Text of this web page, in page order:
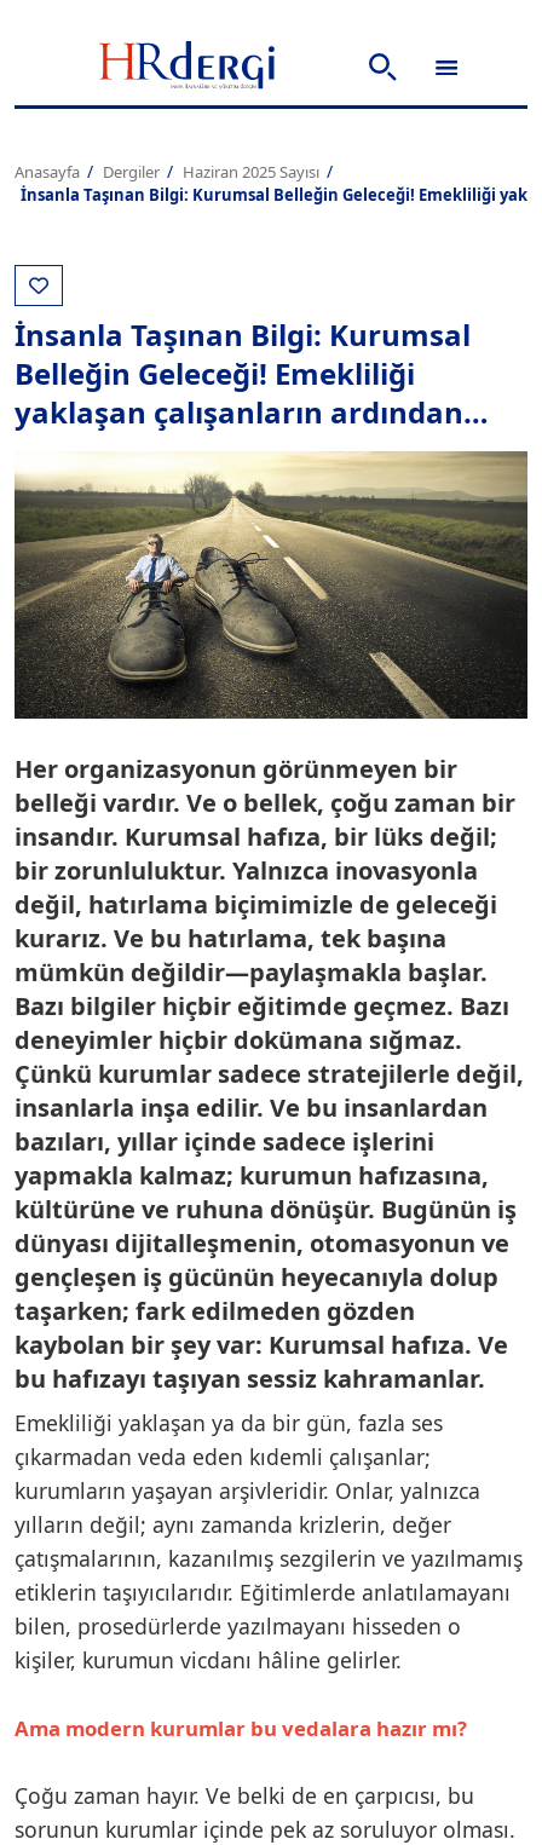
Anasayfa Dergiler
Haziran 2025 Sayısı
İnsanla Taşınan Bilgi: Kurumsal Belleğin Geleceği! Emekliliği
İnsanla Taşınan Bilgi: Kurumsal
Belleğin Geleceği! Emekliliği
yaklaşan çalışanların ardından…
Her organizasyonun görünmeyen bir
belleği vardır. Ve o bellek, çoğu zaman bir
insandır. Kurumsal hafıza, bir lüks değil;
bir zorunluluktur. Yalnızca inovasyonla
değil, hatırlama biçimimizle de geleceği
kurarız. Ve bu hatırlama, tek başına
mümkün değildir—paylaşmakla başlar.
Bazı bilgiler hiçbir eğitimde geçmez. Bazı
deneyimler hiçbir dokümana sığmaz.
Çünkü kurumlar sadece stratejilerle değil,
insanlarla inşa edilir. Ve bu insanlardan
bazıları, yıllar içinde sadece işlerini
yapmakla kalmaz; kurumun hafızasına,
kültürüne ve ruhuna dönüşür. Bugünün iş
dünyası dijitalleşmenin, otomasyonun ve
gençleşen iş gücünün heyecanıyla dolup
taşarken; fark edilmeden gözden
kaybolan bir şey var: Kurumsal hafıza. Ve
bu hafızayı taşıyan sessiz kahramanlar.
Emekliliği yaklaşan ya da bir gün, fazla ses
çıkarmadan veda eden kıdemli çalışanlar;
kurumların yaşayan arşivleridir. Onlar, yalnızca
yılların değil; aynı zamanda krizlerin, değer
çatışmalarının, kazanılmış sezgilerin ve yazılmamış
etiklerin taşıyıcılarıdır. Eğitimlerde anlatılamayanı
bilen, prosedürlerde yazılmayanı hisseden o
kişiler, kurumun vicdanı hâline gelirler.
Ama modern kurumlar bu vedalara hazır mı?
Çoğu zaman hayır. Ve belki de en çarpıcısı, bu
sorunun kurumlar içinde pek az soruluyor olması.